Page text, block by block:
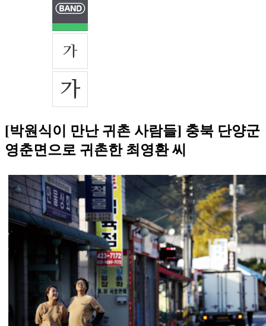
[박원식이 만난 귀촌 사람들] 충북 단양군
영춘면으로 귀촌한 최영환 씨